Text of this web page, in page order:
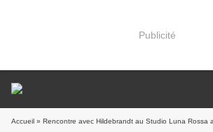
Publicité
Accueil » Rencontre avec Hildebrandt au Studio Luna Rossa afin